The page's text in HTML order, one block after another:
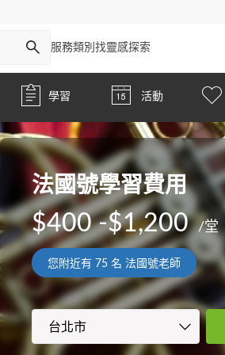
服務類別 找靈感探索
學習 活動
法國號學習費用
$400 -$1,200 /堂
您附近有 75名 法國號老師